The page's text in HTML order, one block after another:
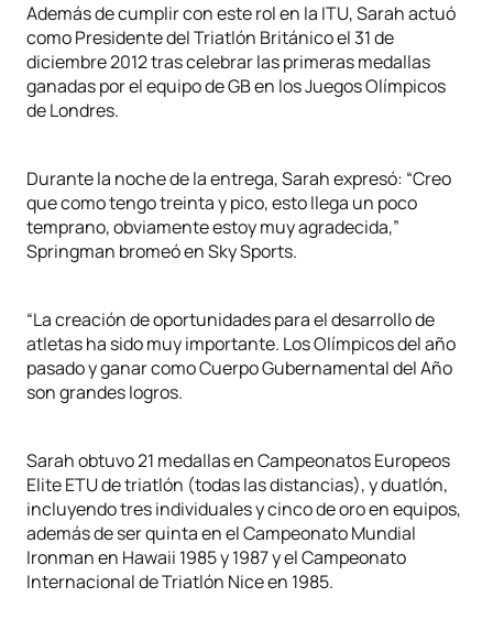
Además de cumplir con este rol en la ITU, Sarah actuó
como Presidente del Triatlón Británico el 31 de
diciembre 2012 tras celebrar las primeras medallas
ganadas por el equipo de GB en los Juegos Olímpicos
de Londres.
Durante la noche de la entrega, Sarah expresó: “Creo
que como tengo treinta y pico, esto llega un poco
temprano, obviamente estoy muy agradecida,”
Springman bromeó en Sky Sports.
“La creación de oportunidades para el desarrollo de
atletas ha sido muy importante. Los Olímpicos del año
pasado y ganar como Cuerpo Gubernamental del Año
son grandes logros.
Sarah obtuvo 21 medallas en Campeonatos Europeos
Elite ETU de triatlón (todas las distancias), y duatlón,
incluyendo tres individuales y cinco de oro en equipos,
además de ser quinta en el Campeonato Mundial
Ironman en Hawaii 1985 y 1987 y el Campeonato
Internacional de Triatlón Nice en 1985.